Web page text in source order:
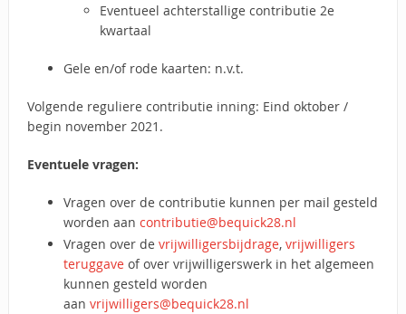
Eventueel achterstallige contributie 2e
kwartaal
Gele en/of rode kaarten: n.v.t.
Volgende reguliere contributie inning: Eind oktober /
begin november 2021.
Eventuele vragen:
Vragen over de contributie kunnen per mail gesteld
worden aan contributie@bequick28.nl
Vragen over de vrijwilligersbijdrage, vrijwilligers
teruggave of over vrijwilligerswerk in het algemeen
kunnen gesteld worden
aan vrijwilligers@bequick28.nl